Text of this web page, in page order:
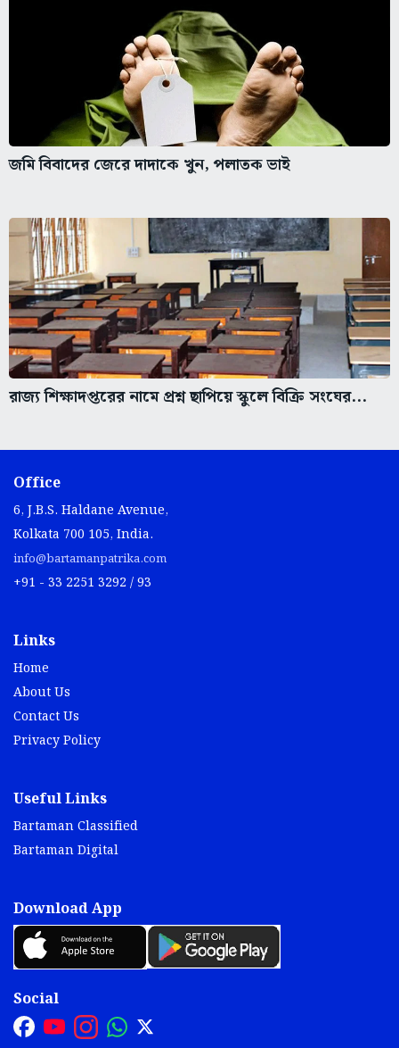
জমি বিবাদের জেরে দাদাকে খুন, পলাতক ভাই
রাজ্য শিক্ষাদপ্তরের নামে প্রশ্ন ছাপিয়ে স্কুলে বিক্রি সংঘের...
Office
6, J.B.S. Haldane Avenue,
Kolkata 700 105, India.
info@bartamanpatrika.com
+91 - 33 2251 3292 / 93
Links
Home
About Us
Contact Us
Privacy Policy
Useful Links
Bartaman Classified
Bartaman Digital
Download App
Social